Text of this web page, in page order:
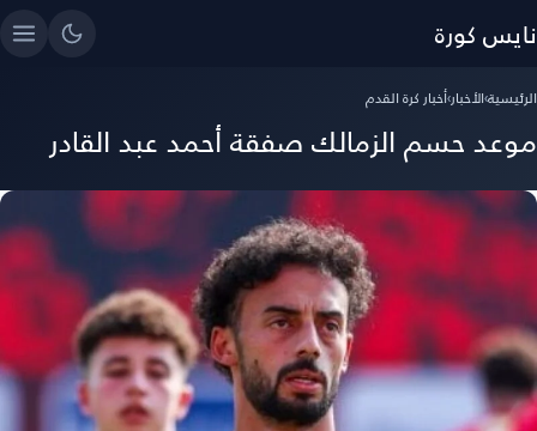
نايس كورة
الرئيسية›الأخبار›أخبار كرة القدم
موعد حسم الزمالك صفقة أحمد عبد القادر